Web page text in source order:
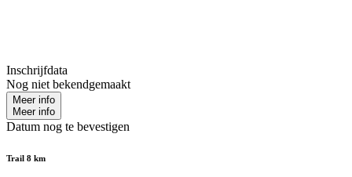
Inschrijfdata
Nog niet bekendgemaakt
Meer info
Meer info
Datum nog te bevestigen
Trail 8 km